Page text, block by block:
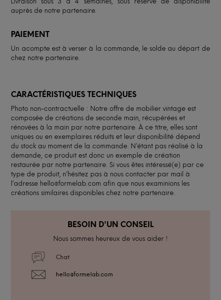
auprès de notre partenaire.
PAIEMENT
Un acompte est à verser à la commande, le solde au départ de
chez notre partenaire.
CARACTÉRISTIQUES TECHNIQUES
Photo non-contractuelle : Notre offre de mobilier vintage est
composée de créations de seconde main, récupérées et
rénovées à la main par notre partenaire. À ce titre, elles sont
uniques ou en exemplaires réduits et leur disponibilité dépend
du stock au moment de la commande. N’étant pas réalisé à la
demande, ce produit est donc un exemple de création
restaurée par notre partenaire. Si vous êtes intéressé(e) par ce
type de produit, n’hésitez pas à nous contacter par mail à
l’adresse hello@formelab.com afin que nous examinions les
créations similaires disponibles chez notre partenaire.
BESOIN D'UN CONSEIL
Nous sommes heureux de vous aider !
Chat
hello@formelab.com